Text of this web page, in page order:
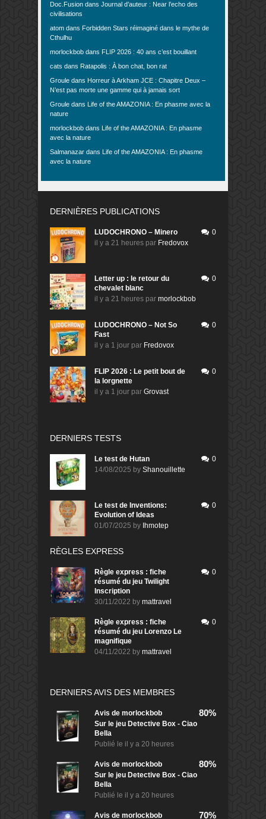
Doc.Fusion dans Journal d’auteur : Near l’echo des
civilisations
atom dans Forbidden Stars réimaginé dans le mythe de
Cthulhu
morlockbob dans FLIP 2026 : 40 ans c’est bouillant
cats dans Ratapolis : À bon chat, bon rat
Groule dans Horreur à Arkham JCE : Chapitre Deux –
N’est pas morte une gamme qui à jamais sort
Groule dans Life of the AMAZONIA : En phasme avec la
nature
morlockbob dans Life of the AMAZONIA : En phasme
avec la nature
Salmanazar dans Life of the AMAZONIA : En phasme
avec la nature
DERNIÈRES PUBLICATIONS
LUDOCHRONO – Minero
il y a 21 heures par Fredovox
0
Letter up : le retour du
chevalet blanc
il y a 21 heures par morlockbob
0
LUDOCHRONO – Not So
Fast
il y a 1 jour par Fredovox
0
FLIP 2026 : Le petit bout de
la lorgnette
il y a 1 jour par Grovast
0
DERNIERS TESTS
Le test de Hutan
14/08/2025 by Shanouillette
0
Le test de Inventions:
Evolution of Ideas
01/07/2025 by Ihmotep
0
RÈGLES EXPRESS
Règle express : fiche
résumé du jeu Twilight
Inscription
30/11/2022 by mattravel
0
Règle express : fiche
résumé du jeu Lorenzo Le
magnifique
04/11/2022 by mattravel
0
DERNIERS AVIS DES MEMBRES
Avis de morlockbob
Sur le jeu Detective Box - Ciao
Bella
Publié le il y a 20 heures
80%
Avis de morlockbob
Sur le jeu Detective Box - Ciao
Bella
Publié le il y a 20 heures
80%
Avis de morlockbob 70%